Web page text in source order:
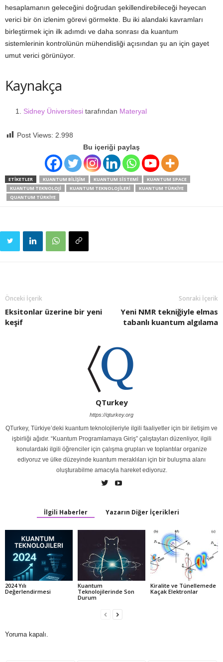
hesaplamanın geleceğini doğrudan şekillendirebileceği heyecan
verici bir ön izlenim görevi görmekte. Bu iki alandaki kavramları
birleştirmek için ilk adımdı ve daha sonrası da kuantum
sistemlerinin kontrolünün mühendisliği açısından şu an için gayet
umut verici görünüyor.
Kaynakça
Sidney Üniversitesi tarafından Materyal
Post Views: 2.998
Bu içeriği paylaş
ETIKETLER KUANTUM BILIŞIM KUANTUM SISTEMI
KUANTUM SPACE
KUANTUM TEKNOLOJI
KUANTUM TEKNOLOJILERI
KUANTUM TÜRKIYE
QUANTUM TÜRKIYE
Önceki İçerik
Eksitonlar üzerine bir yeni
keşif
Sonraki İçerik
Yeni NMR tekniğiyle elmas
tabanlı kuantum algılama
QTurkey
https://qturkey.org
QTurkey, Türkiye’deki kuantum teknolojileriyle ilgili faaliyetler için bir iletişim ve
işbirliği ağıdır. “Kuantum Programlamaya Giriş” çalıştayları düzenliyor, ilgili
konulardaki ilgili öğrenciler için çalışma grupları ve toplantılar organize
ediyoruz ve ülke düzeyinde kuantum meraklıları için bir buluşma alanı
oluşturabilme amacıyla hareket ediyoruz.
İlgili Haberler Yazarın Diğer İçerikleri
2024 Yılı
Değerlendirmesi
Kuantum
Teknolojilerinde Son
Durum
Kiralite ve Tünellemede
Kaçak Elektronlar
Yoruma kapalı.